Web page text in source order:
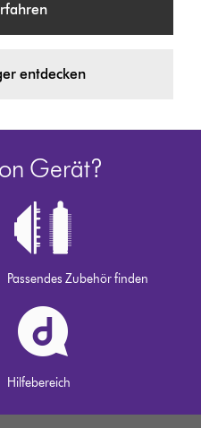
entdecken
Gerät?
Passendes Zubehör finden
Hilfebereich